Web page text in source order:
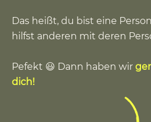
Das heißt, du bist eine
hilfst anderen mit deren
Pefekt 😃 Dann haben wir
dich!